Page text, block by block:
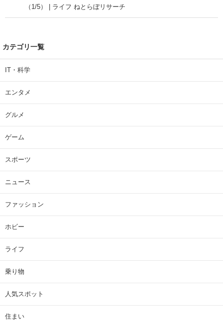
（1/5） | ライフ ねとらぼリサーチ
カテゴリ一覧
IT・科学
エンタメ
グルメ
ゲーム
スポーツ
ニュース
ファッション
ホビー
ライフ
乗り物
人気スポット
住まい